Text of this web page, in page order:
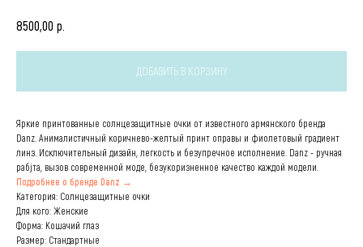
8500,00 р.
ДОБАВИТЬ В КОРЗИНУ
Яркие принтованные солнцезащитные очки от известного армянского бренда
Danz. Анималистичный коричнево-желтый принт оправы и фиолетовый градиент
линз. Исключительный дизайн, легкость и безупречное исполнение. Danz - ручная
рабjта, вызов современной моде, безукоризненное качество каждой модели.
Подробнее о бренде Danz →
Категория: Солнцезащитные очки
Для кого: Женские
Форма: Кошачий глаз
Размер: Стандартные